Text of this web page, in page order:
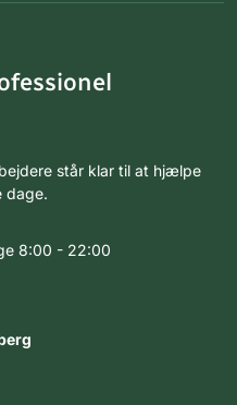
står klar til at hjælpe
dage.
8:00 - 22:00